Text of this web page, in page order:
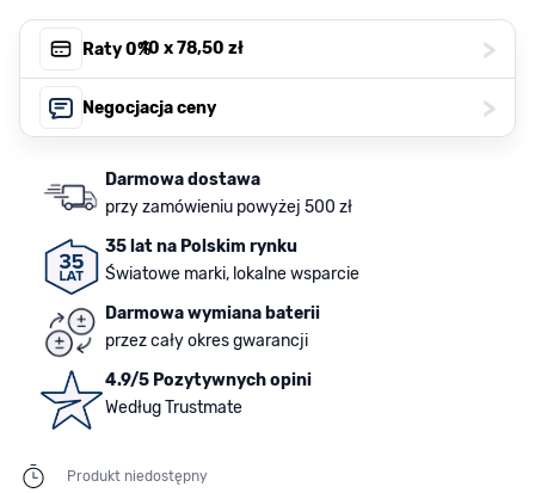
Raty 0%, 10 x78,50 zł >
Negocjacja ceny >
Darmowa dostawa
przy zamówieniu powyżej 500 zł
35 lat na Polskim rynku
Światowe marki, lokalne wsparcie
Darmowa wymiana baterii
przez cały okres gwarancji
4.9/5 Pozytywnych opini
Według Trustmate
Produkt niedostępny